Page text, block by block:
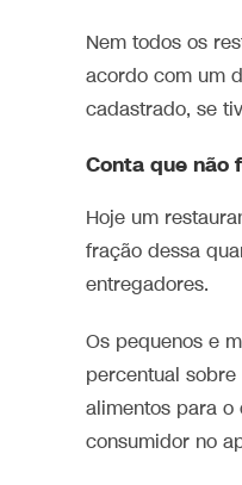
Nem todos os
acordo com um
cadastrado, se
Conta que não
Hoje um
fração dessa
entregadores.
Os pequenos e
percentual
alimentos para o
consumidor no